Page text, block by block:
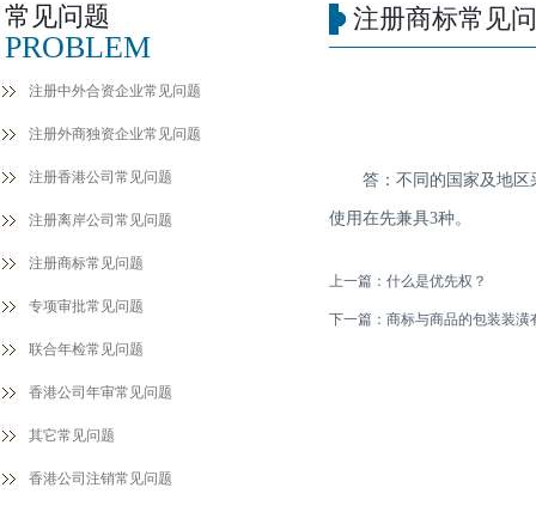
常见问题
PROBLEM
注册中外合资企业常见问题
注册外商独资企业常见问题
注册香港公司常见问题
注册离岸公司常见问题
注册商标常见问题
专项审批常见问题
联合年检常见问题
香港公司年审常见问题
其它常见问题
香港公司注销常见问题
注册商标常见
答：不同的国家及地
使用在先兼具3种。
上一篇： 什么是优先权？
下一篇： 商标与商品的包装装潢